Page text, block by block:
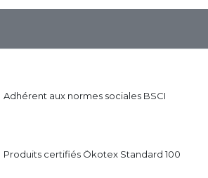
Adhérent aux normes sociales BSCI
Produits certifiés Ökotex Standard 100